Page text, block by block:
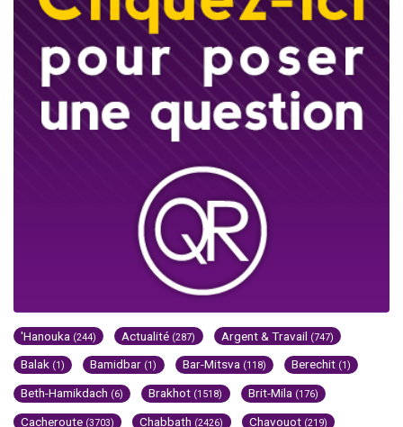
'Hanouka (244) Actualité (287) Argent & Travail (747)
Balak (1) Bamidbar (1) Bar-Mitsva (118) Berechit (1)
Beth-Hamikdach (6) Brakhot (1518) Brit-Mila (176)
Cacheroute (3703) Chabbath (2426) Chavouot (219)